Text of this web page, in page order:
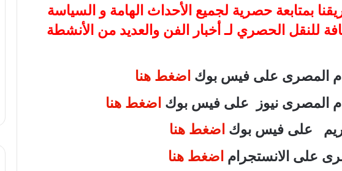
بمتابعة حصرية لجميع الأحداث الهامة و السياسة
للنقل الحصري لـ أخبار الفن والعديد من الأنشطة
المصرى على فيس بوك اضغط هنا
المصرى نيوز على فيس بوك اضغط هنا
دريم على فيس بوك اضغط هنا
على الانستجرام اضغط هنا